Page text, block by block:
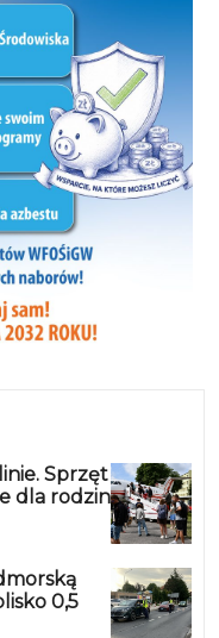
Sprzęt
dla rodzin
0,5